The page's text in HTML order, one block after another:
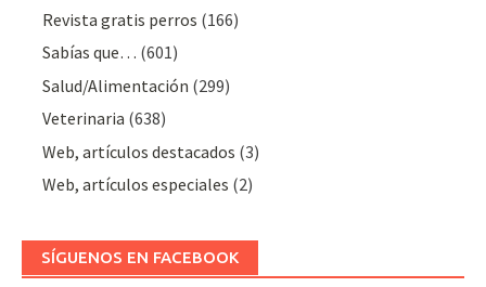
Revista gratis perros (166)
Sabías que… (601)
Salud/Alimentación (299)
Veterinaria (638)
Web, artículos destacados (3)
Web, artículos especiales (2)
SÍGUENOS EN FACEBOOK